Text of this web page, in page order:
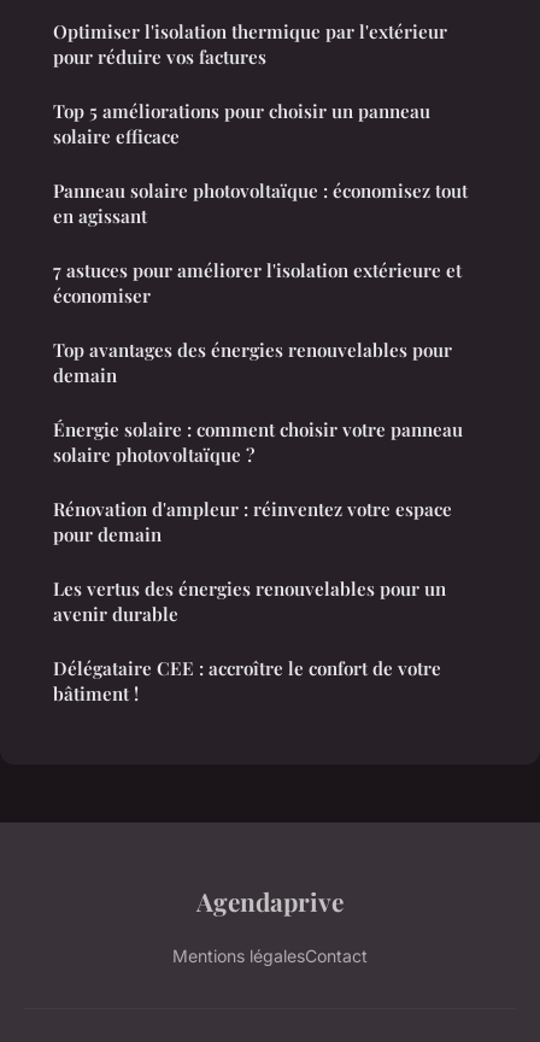
Optimiser l'isolation thermique par l'extérieur
pour réduire vos factures
Top 5 améliorations pour choisir un panneau
solaire efficace
Panneau solaire photovoltaïque : économisez tout
en agissant
7 astuces pour améliorer l'isolation extérieure et
économiser
Top avantages des énergies renouvelables pour
demain
Énergie solaire : comment choisir votre panneau
solaire photovoltaïque ?
Rénovation d'ampleur : réinventez votre espace
pour demain
Les vertus des énergies renouvelables pour un
avenir durable
Délégataire CEE : accroître le confort de votre
bâtiment !
Agendaprive
Mentions légalesContact